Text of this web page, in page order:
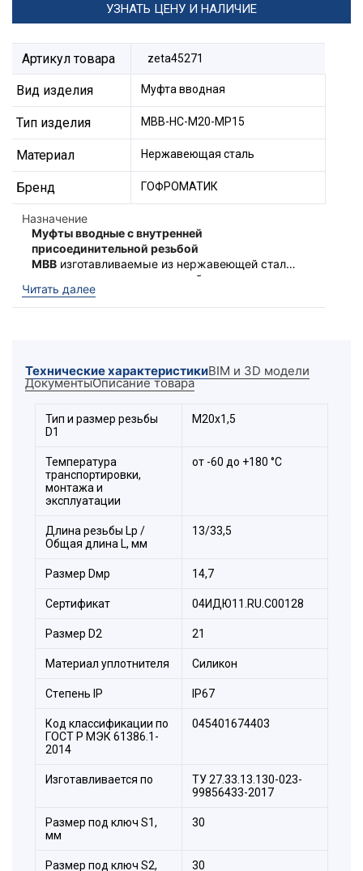
УЗНАТЬ ЦЕНУ И НАЛИЧИЕ
Артикул товара zeta45271
Вид изделия Муфта вводная
Тип изделия МВВ-НС-М20-МР15
Материал Нержавеющая сталь
Бренд ГОФРОМАТИК
Назначение
Муфты вводные с внутренней
присоединительной резьбой
МВВ изготавливаемые из нержавеющей стали,
предназначены для ввода кабеля
проложенного в металлорукаве при
подключении к оболочке
Муфты обладают повышенной степенью
«
водорода, озона. Возможна эксплуатация в
солёной морской и пресной воде.
Расшифровка обозначения
элемента:
Читать далее
Технические характеристикиBIM и 3D модели
ДокументыОписание товара
Тип и размер резьбы
D1
М20х1,5
Температура
транспортировки,
монтажа и
эксплуатации
от -60 до +180 °С
Длина резьбы Lp /
Общая длина L, мм
13/33,5
Размер Dмр 14,7
Сертификат 04ИДЮ11.RU.С00128
Размер D2 21
Материал уплотнителя Силикон
Стeпень IP IP67
Код классификации по
ГОСТ Р МЭК 61386.1-
2014
045401674403
Изготавливается по
ТУ 27.33.13.130-023-
99856433-2017
Размер под ключ S1,
мм
30
Размер под ключ S2,
30